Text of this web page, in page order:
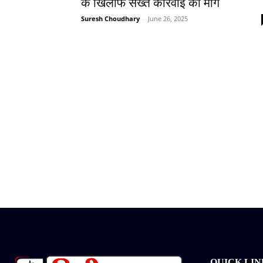
के खिलाफ सख्त कार्रवाई की मांग
Suresh Choudhary - June 26, 2025